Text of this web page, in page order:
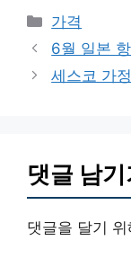
카
테
리
가격
6월 일본
세스코 가
댓글 남기
댓글을 달기 위